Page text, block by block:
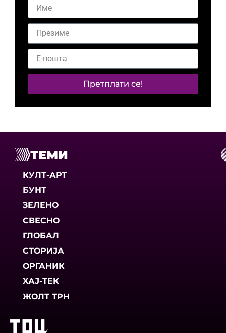
Претплати се!
ТЕМИ
КУЛТ-АРТ
БУНТ
ЗЕЛЕНО
СВЕСНО
ГЛОБАЛ
СТОРИЈА
ОРГАНИК
ХАЈ-ТЕК
ЖОЛТ ТРН